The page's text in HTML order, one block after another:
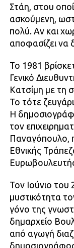
Στάη, στου
ασκούμενη,
πολύ. Αν και
αποφασίζει να
Το 1981
Γενικό
Κατσίμη με τη
Το τότε
Η
τον
Παναγόπουλο,
Εθνικής
Τον Ιούνιο
μυστικότητα
γόνο της
δημαρχείο
από αγωγή